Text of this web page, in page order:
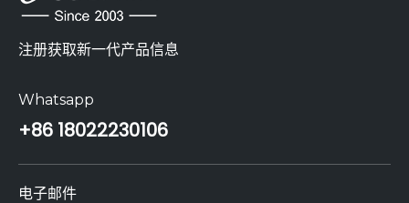
注册获取新一代产品信息
Whatsapp
+86 18022230106
电子邮件